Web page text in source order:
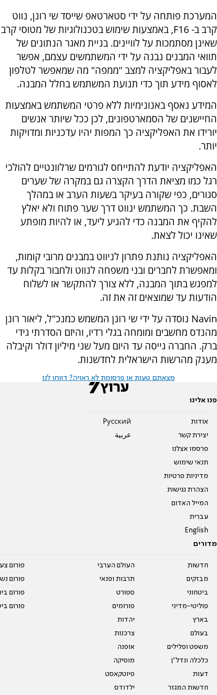
המערכת פותחה על ידי סטארטאפ שייסד שי רונן, נווט
קרב ב- F16, באמצעות שימוש בטכנולוגיות של מטוסי קרב
שאינן מסתמכות על לוויינים. בניית מאגר הנתונים של
תוואי המבנים נבנה על ידי המשתמשים עצמם, אפשר
לעבור באפליקציה למצב "ממפה" מה שמאפשר לטלפון
לאסוף מידע תוך כדי תנועת המשתמש בחלל המבנה.
המידע נאסף באנונימיות ללא פרטי המשתמש באמצעות
החיישנים של הסמארטפונים, לכן ככל שיותר אנשים
יורידו את האפליקציה כך המפות יהיו עדכניות ומדויקות
יותר.
האפליקציה יודעת להתייחס לגורמים שרלוונטיים להולכי
רגל כמו מציאת הדרך הקצרה גם במקרה של שערים
סגורים, כפי שקורה בעיקר בשעות הערב או במהלך
השבת. כך המשתמש ינווט דרך שער פתוח ולא יאלץ
להקיף את המבנה כדי להגיע ליעד, או להיות מופתע
שאינו יכול לצאת.
האפליקציה נותנת פתרון לניווט במבנים מרובי קומות,
ומאפשרת לחברים ובני משפחה לנווט ולחבור בקלות עד
למפגש בתוך המבנה, ללא צורך להתקשר או לשלוח
הודעות עד שמוצאים זה את זה.
Navin נוסדה על ידי שי רונן המשמש כמנכ"ל, ליאור רונן
מהנדס מחשבים ומומחה בגלי רדיו, והיזם הסדרתי גידי
ברק. החברה גייסה עד היום מעל שני מיליון דולר וקיבלה
מענק מהרשות הישראלית לחדשנות.
מצאתם טעות או פרסומת לא ראויה? דווחו לנו
פנו אלינו
אודות
יצירת קשר
פרסמו אצלנו
תנאי שימוש
מדיניות פרטיות
הצהרת נגישות
המייל האדום
עברית
English
Pусский
عربية
מדורים
חדשות
מבזקים
ביטחוני
פוליטי-מדיני
בארץ
בעולם
משפט ופלילים
כלכלה ונדל"ן
דעות
חדשות המגזר
העולם הערבי
תרבות ופנאי
ספורט
פורומים
יהדות
צרכנות
אופנה
מוסיקה
פיוטקאסט
ילדודס
פורום
פורום
פורום
פורום